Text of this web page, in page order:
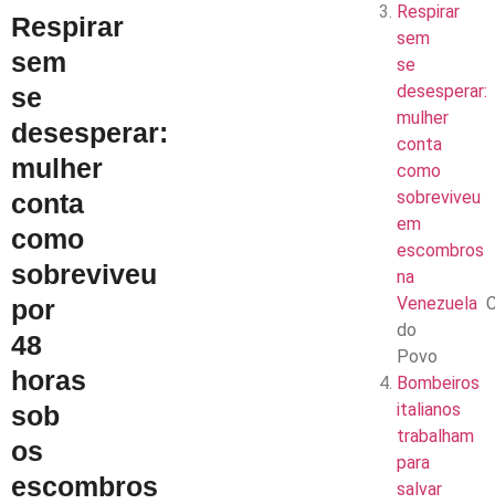
Respirar
sem
se
desesperar:
mulher
conta
como
sobreviveu
por
48
horas
sob
os
escombros
Respirar
sem
se
desesperar:
mulher
conta
como
sobreviveu
em
escombros
na
Venezuela
do
Povo
Bombeiros
italianos
trabalham
para
salvar